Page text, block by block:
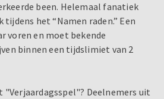
been. Helemaal fanatiek
het “Namen raden.” Een
voren en moet bekende
binnen een tijdslimiet van 2
"Verjaardagsspel"? Deelnemers uit